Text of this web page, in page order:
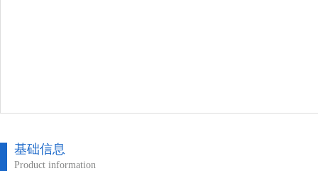
基础信息
Product information